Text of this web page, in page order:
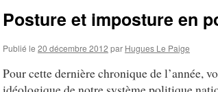
Posture et imposture en
Publié le 20 décembre 2012 par Hugues Le Paige
Pour cette dernière chronique de l’année,